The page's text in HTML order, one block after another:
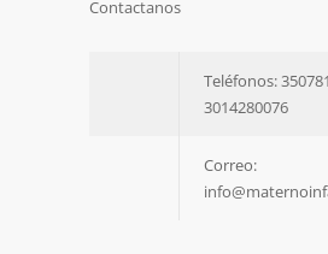
Contactanos
Teléfonos:
3014280076
Correo: